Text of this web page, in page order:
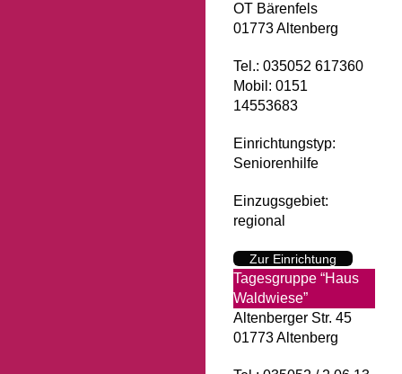
OT Bärenfels
01773 Altenberg
Tel.: 035052 617360
Mobil: 0151
14553683
Einrichtungstyp:
Seniorenhilfe
Einzugsgebiet:
regional
Zur Einrichtung
Tagesgruppe “Haus
Waldwiese”
Altenberger Str. 45
01773 Altenberg